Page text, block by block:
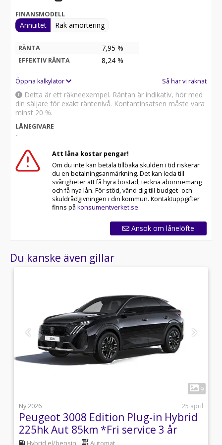
FINANSMODELL
Annuitet Rak amortering
RÄNTA 7,95 %
EFFEKTIV RÄNTA 8,24 %
Öppna kalkylator Så har vi räknat
Detta är ett räkneexempel. Räntan är indikativ, hör med
din säljare för exakt räntenivå. Kontantinsatsen måste vara
minst 20 %.
LÅNEGIVARE
-
Att låna kostar pengar!
Om du inte kan betala tillbaka skulden i tid riskerar
du en betalningsanmärkning. Det kan leda till
svårigheter att få hyra bostad, teckna abonnemang
och få nya lån. För stöd, vänd dig till budget- och
skuldrådgivningen i din kommun. Kontaktuppgifter
finns på konsumentverket.se.
Ansök om lånelöfte
Du kanske även gillar
9
Ny 2026
25 april
Peugeot 3008 Edition Plug-in Hybrid
225hk Aut 85km *Fri service 3 år
Hybrid el/bensin Automat